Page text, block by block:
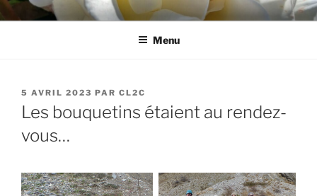
Aller
au
CL2C
Association dédiée à la culture et aux loisirs à Cognin (73)
Menu
PUBLIÉ
LE
5 AVRIL 2023 PAR CL2C
Les bouquetins étaient au rendez-
vous…